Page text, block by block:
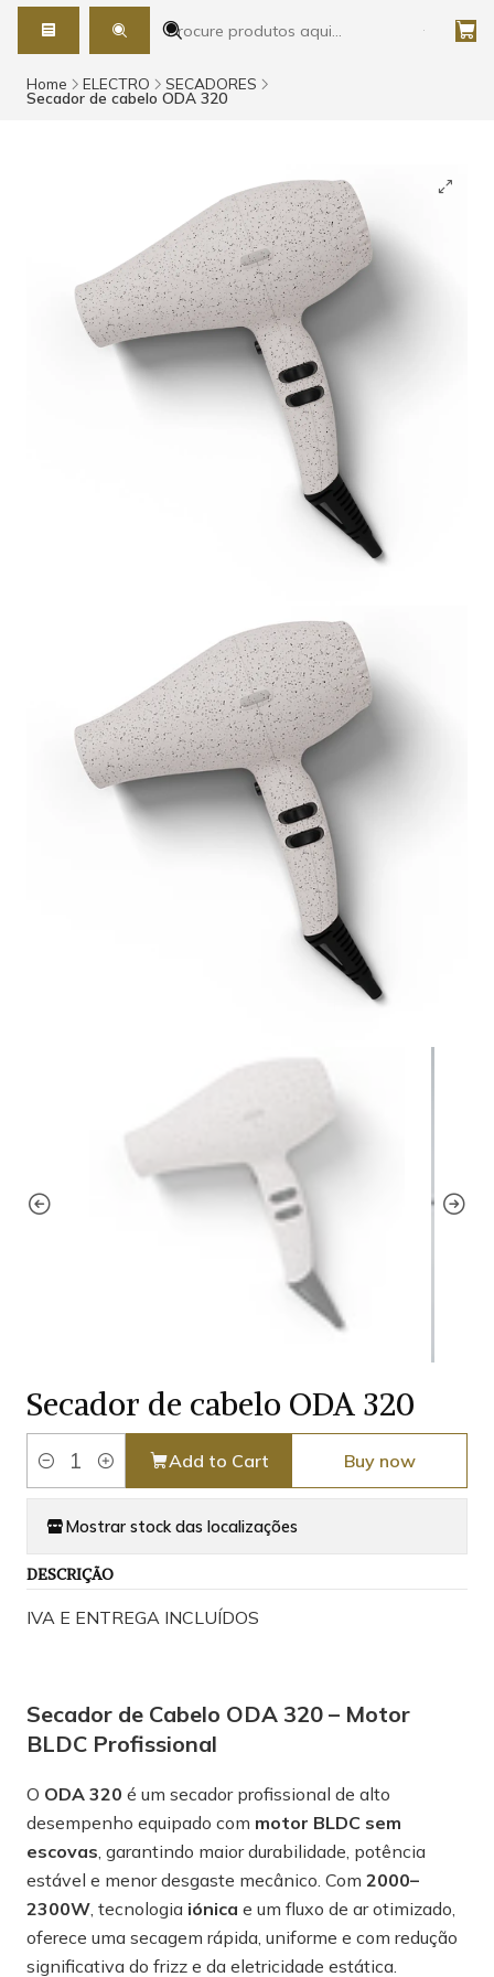
Home ELECTRO SECADORES
Secador de cabelo ODA 320
Secador de cabelo ODA 320
Quantity
Add to Cart Buy now
Mostrar stock das localizações
DESCRIÇÃO
IVA E ENTREGA INCLUÍDOS
Secador de Cabelo ODA 320 – Motor
BLDC Profissional
O ODA 320 é um secador profissional de alto
desempenho equipado com motor BLDC sem
escovas, garantindo maior durabilidade, potência
estável e menor desgaste mecânico. Com 2000–
2300W, tecnologia iónica e um fluxo de ar otimizado,
oferece uma secagem rápida, uniforme e com redução
significativa do frizz e da eletricidade estática.